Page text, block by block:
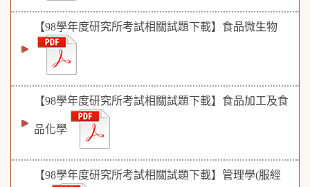
【98學年度研究所考試相關試題下載】食品微生物
【98學年度研究所考試相關試題下載】食品加工及食
品化學
【98學年度研究所考試相關試題下載】管理學(服經